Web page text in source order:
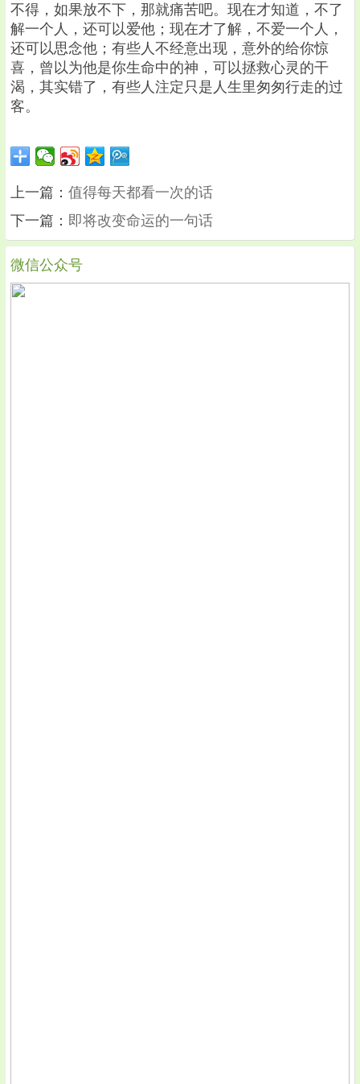
不得，如果放不下，那就痛苦吧。现在才知道，不了
解一个人，还可以爱他；现在才了解，不爱一个人，
还可以思念他；有些人不经意出现，意外的给你惊
喜，曾以为他是你生命中的神，可以拯救心灵的干
渴，其实错了，有些人注定只是人生里匆匆行走的过
客。
上一篇： 值得每天都看一次的话
下一篇： 即将改变命运的一句话
微信公众号